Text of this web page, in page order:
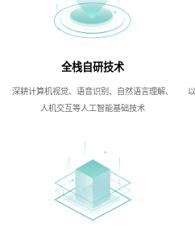
全栈自研技术
深耕计算机视觉、语音识别、自然语言理解、
人机交互等人工智能基础技术